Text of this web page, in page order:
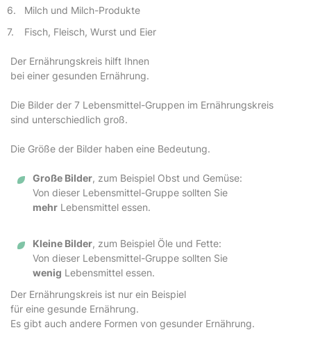
Milch und Milch-Produkte
Fisch, Fleisch, Wurst und Eier
Der Ernährungskreis hilft Ihnen
bei einer gesunden Ernährung.
Die Bilder der 7 Lebensmittel-Gruppen im Ernährungskreis
sind unterschiedlich groß.
Die Größe der Bilder haben eine Bedeutung.
Große Bilder, zum Beispiel Obst und Gemüse:
Von dieser Lebensmittel-Gruppe sollten Sie
mehr Lebensmittel essen.
Kleine Bilder, zum Beispiel Öle und Fette:
Von dieser Lebensmittel-Gruppe sollten Sie
wenig Lebensmittel essen.
Der Ernährungskreis ist nur ein Beispiel
für eine gesunde Ernährung.
Es gibt auch andere Formen von gesunder Ernährung.